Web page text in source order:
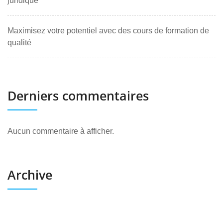
Maximisez votre potentiel avec des cours de formation de
qualité
Derniers commentaires
Aucun commentaire à afficher.
Archive